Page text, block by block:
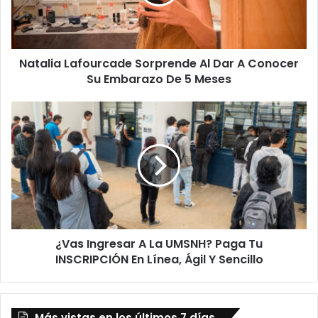
A
Conocer
Su
Embarazo De 5 Meses
Natalia Lafourcade Sorprende Al Dar A Conocer
Su Embarazo De 5 Meses
Ingresar
A
La
UMSNH?
Paga
Tu
INSCRIPCIÓN
En
¿Vas Ingresar A La UMSNH? Paga Tu
INSCRIPCIÓN En Línea, Ágil Y Sencillo